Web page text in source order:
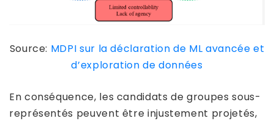
Source: MDPI sur la déclaration de ML avancée et
d’exploration de données
En conséquence, les candidats de groupes sous-
représentés peuvent être injustement projetés,